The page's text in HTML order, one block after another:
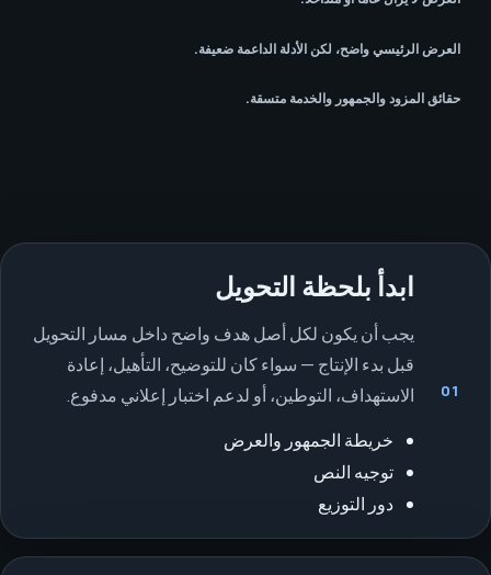
العرض الرئيسي واضح، لكن الأدلة الداعمة ضعيفة.
حقائق المزود والجمهور والخدمة متسقة.
01
ابدأ بلحظة التحويل
يجب أن يكون لكل أصل هدف واضح داخل مسار التحويل
قبل بدء الإنتاج — سواء كان للتوضيح، التأهيل، إعادة
الاستهداف، التوطين، أو لدعم اختبار إعلاني مدفوع.
خريطة الجمهور والعرض
توجيه النص
دور التوزيع